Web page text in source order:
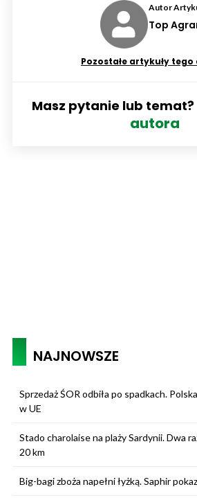
Autor
Top
Pozostałe artykuły
Masz pytanie lub temat?
autora
NAJNOWSZE
Sprzedaż ŚOR odbiła po spadkach.
w UE
Stado charolaise na plaży Sardynii. Dwa
20 km
Big-bagi zboża napełni łyżką. Saphir